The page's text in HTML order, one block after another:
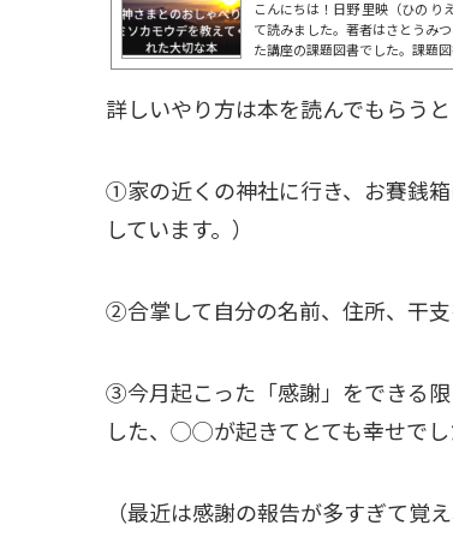
こんにちは！日野 里映（ひの り
て読みました。著者はさとうみ
た講座の課題図書でした。課題
す。一見すると読みやすそうだ
な〜？？と思っていました。が
詳しいやり方は本を読んでもらう
①家の近くの神社に行き、お賽銭
しています。）
②合掌して自分の名前、住所、干支
③今月起こった「感謝」をできる
した、◯◯が起きてとても幸せでし
（最近は感謝の報告が多すぎて覚